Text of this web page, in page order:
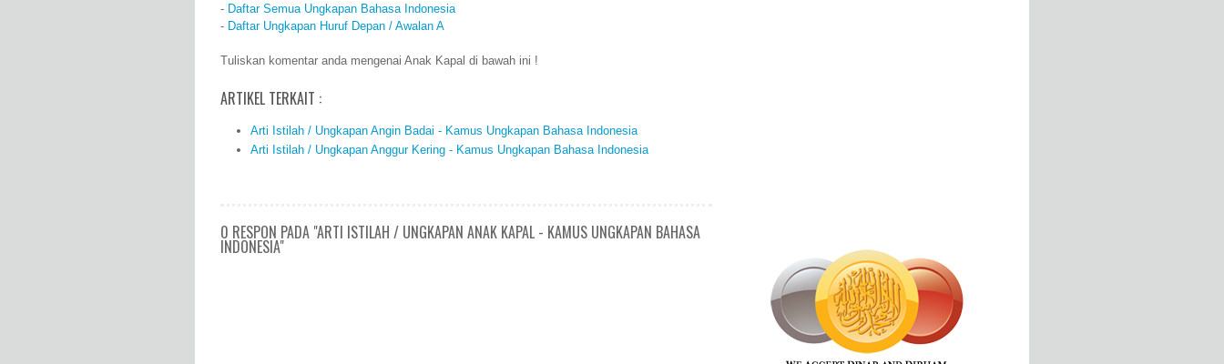
- Daftar Semua Ungkapan Bahasa Indonesia
- Daftar Ungkapan Huruf Depan / Awalan A
Tuliskan komentar anda mengenai Anak Kapal di bawah ini !
ARTIKEL TERKAIT :
Arti Istilah / Ungkapan Angin Badai - Kamus Ungkapan Bahasa Indonesia
Arti Istilah / Ungkapan Anggur Kering - Kamus Ungkapan Bahasa Indonesia
0 RESPON PADA "ARTI ISTILAH / UNGKAPAN ANAK KAPAL - KAMUS UNGKAPAN BAHASA
INDONESIA"